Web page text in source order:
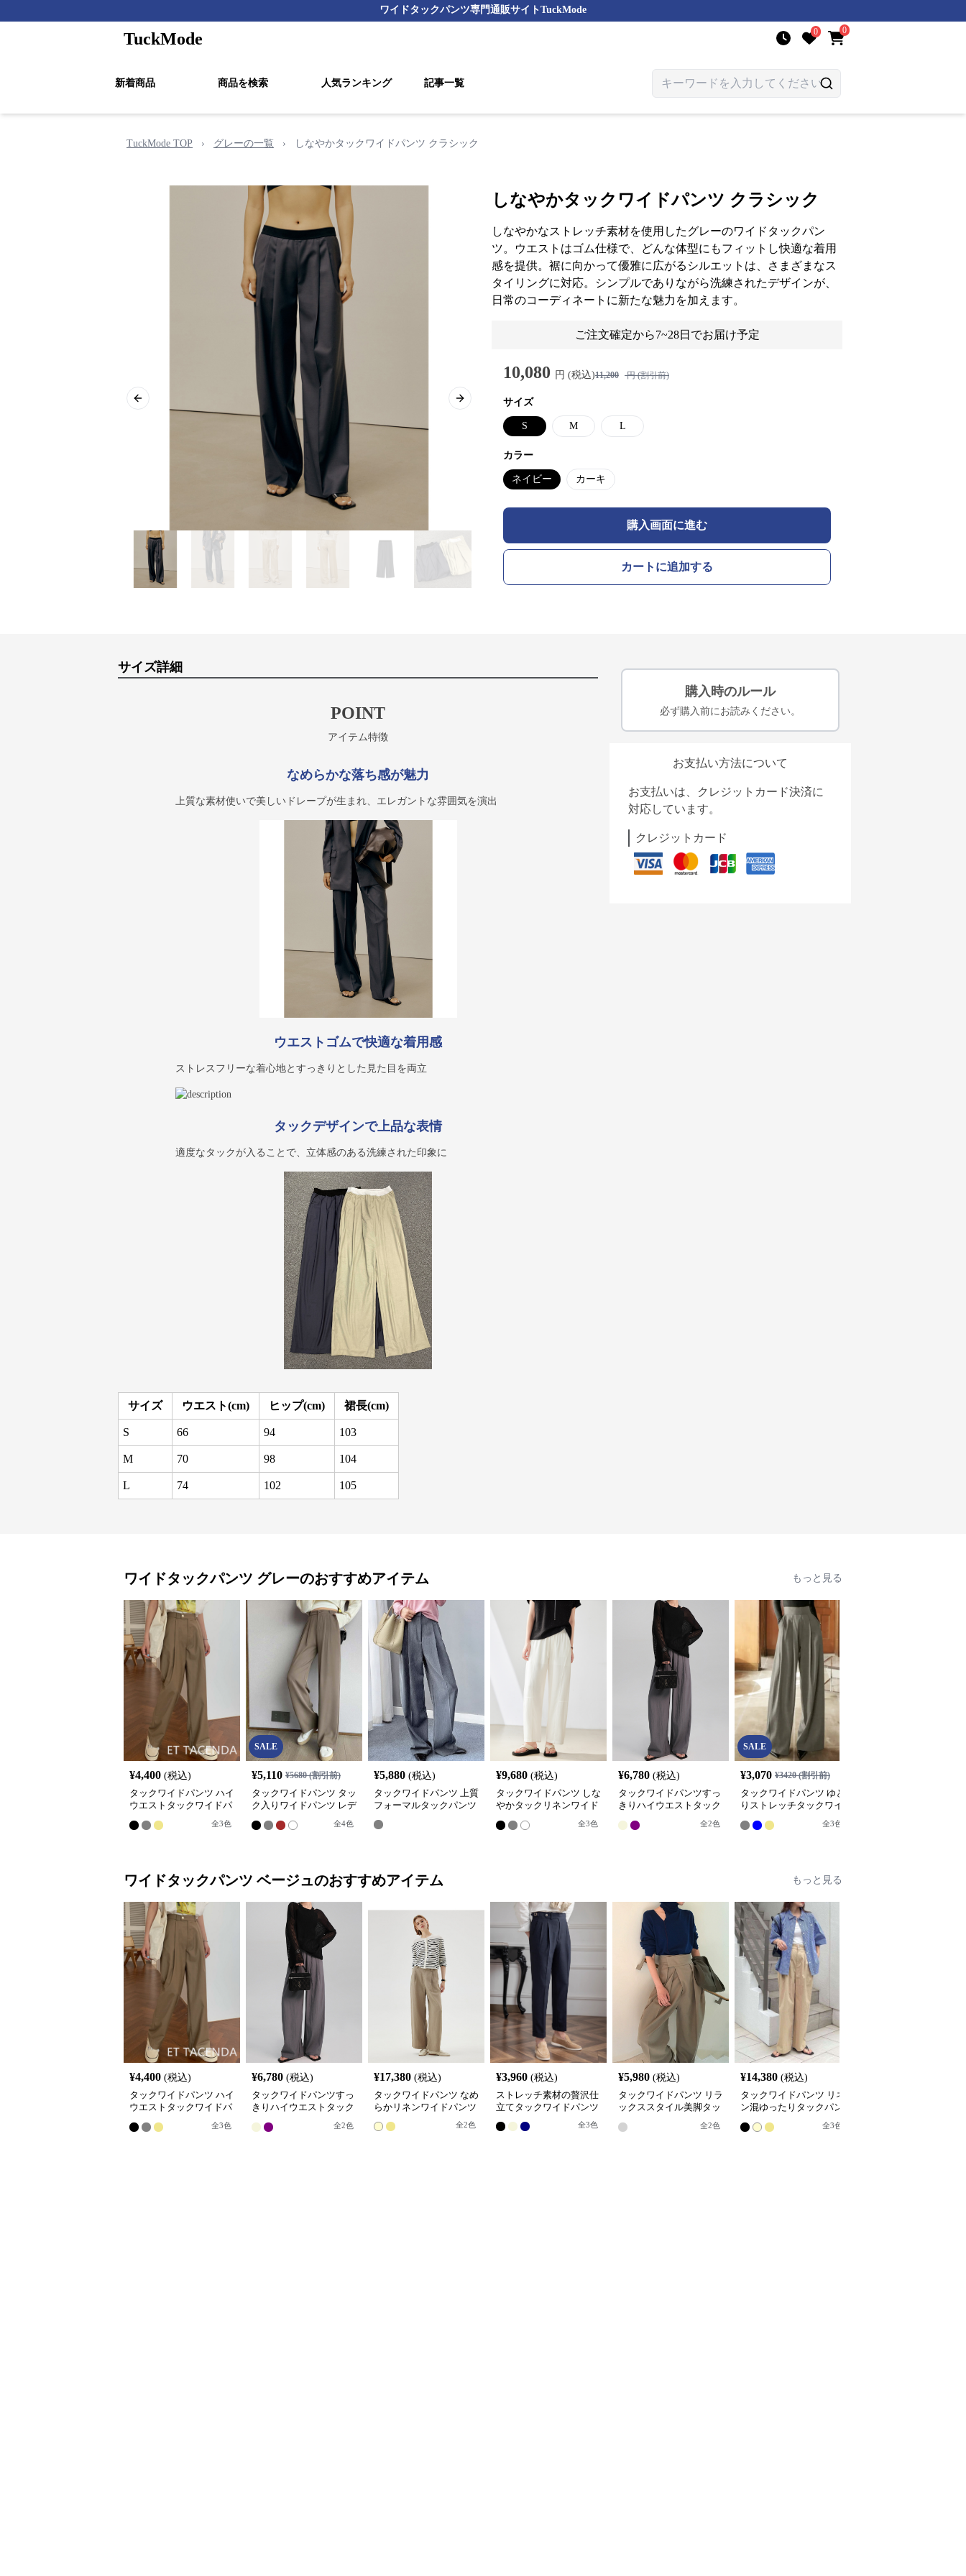
ワイドタックパンツ専門通販サイトTuckMode
TuckMode 0 0
新着商品 商品を検索 人気ランキング 記事一覧
TuckMode TOP › グレーの一覧 › しなやかタックワイドパンツ クラシック
Previous slide Next slide
しなやかタックワイドパンツ クラシック
しなやかなストレッチ素材を使用したグレーのワイドタックパン
ツ。ウエストはゴム仕様で、どんな体型にもフィットし快適な着用
感を提供。裾に向かって優雅に広がるシルエットは、さまざまなス
タイリングに対応。シンプルでありながら洗練されたデザインが、
日常のコーディネートに新たな魅力を加えます。
ご注文確定から7~28日でお届け予定
10,080 円 (税込)11,200 円 (割引前)
サイズ
S M L
カラー
ネイビー カーキ
購入画面に進む
カートに追加する
サイズ詳細
POINT
アイテム特徴
なめらかな落ち感が魅力
上質な素材使いで美しいドレープが生まれ、エレガントな雰囲気を演出
ウエストゴムで快適な着用感
ストレスフリーな着心地とすっきりとした見た目を両立
サイズ ウエスト(cm) ヒップ(cm) 裙長(cm)
S 66 94 103
M 70 98 104
L 74 102 105
購入時のルール
必ず購入前にお読みください。
お支払い方法について
お支払いは、クレジットカード決済に
対応しています。
クレジットカード
¥4,400 (税込)
タックワイドパンツ ハイ
ウエストタックワイドパ
ンツ 韓国風きれいめカジ
全3色
SALE
¥5,110 ¥5680(割引前)
タックワイドパンツ タッ
ク入りワイドパンツ レデ
ィース ハイウエスト
全4 色
¥5,880 (税込)
タックワイドパンツ 上質
フォーマルタックパンツ
¥9,680 (税込)
タックワイドパンツ しな
やかタックリネンワイド
パンツ
全 色
¥6,780 (税込)
タックワイドパンツすっ
きりハイウエストタック
ワイドパンツ
全2 色
SALE
¥3,070 ¥3420(割引前)
タックワイドパンツ ゆと
りストレッチタックワイ
ドパンツ
全3 色
¥4,400 (税込)
タックワイドパンツ ハイ
ウエストタックワイドパ
ンツ 韓国風きれいめカジ
全3色
¥6,780 (税込)
タックワイドパンツすっ
きりハイウエストタック
ワイドパンツ
全2 色
¥17,380 (税込)
タックワイドパンツ なめ
らかリネンワイドパンツ
全2 色
¥3,960 (税込)
ストレッチ素材の贅沢仕
立てタックワイドパンツ
全3 色
¥5,980 (税込)
タックワイドパンツ リラ
ックススタイル美脚タッ
クパンツ
全2 色
¥14,380 (税込)
タックワイドパンツ リネ
ン混ゆったりタックパン
ツ
全 3色